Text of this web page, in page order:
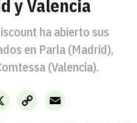
y Valencia
ha abierto sus
en Parla (Madrid),
(Valencia).
X
Copy
Link
Email